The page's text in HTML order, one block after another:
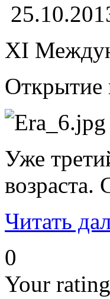
ХI
Открытие
Уже
возраста.
Читать
0
Your